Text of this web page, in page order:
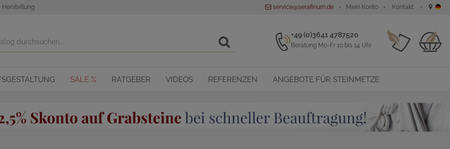
Herstellung service@serafinum.de Mein Konto Kontakt
+49 (0)3641 4787520
Beratung Mo-Fr 10 bis 14 Uhr
SALE % RATGEBER VIDEOS REFERENZEN ANGEBOTE FÜR STEINMETZE